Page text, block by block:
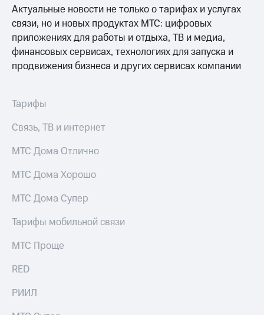
Актуальные новости не только о тарифах и услугах
связи, но и новых продуктах МТС: цифровых
приложениях для работы и отдыха, ТВ и медиа,
финансовых сервисах, технологиях для запуска и
продвижения бизнеса и других сервисах компании
Тарифы
Связь, ТВ и интернет
МТС Дома Отлично
МТС Дома Хорошо
МТС Дома Супер
Тарифы мобильной связи
МТС Проще
RED
РИИЛ